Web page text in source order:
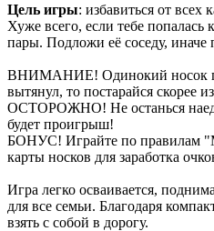
Цель игры: избавиться от всех
Хуже всего, если тебе попалась
пары. Подложи её соседу, иначе
ВНИМАНИЕ! Одинокий носок
вытянул, то постарайся скорее
ОСТОРОЖНО! Не останься
будет проигрыш!
БОНУС! Играйте по правилам
карты носков для заработка
Игра легко осваивается,
для все семьи. Благодаря
взять с собой в дорогу.